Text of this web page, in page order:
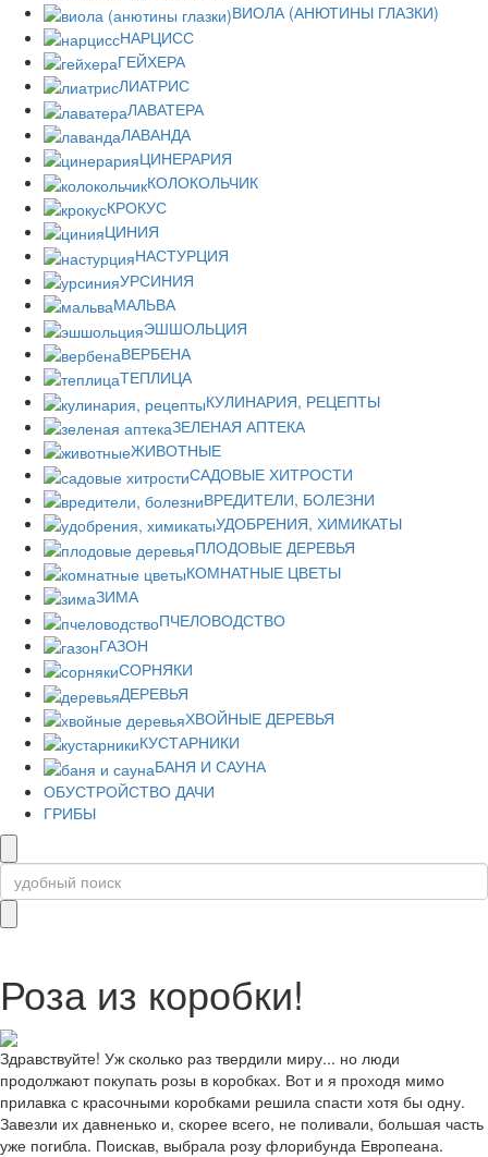
ВИОЛА (АНЮТИНЫ ГЛАЗКИ)
НАРЦИСС
ГЕЙХЕРА
ЛИАТРИС
ЛАВАТЕРА
ЛАВАНДА
ЦИНЕРАРИЯ
КОЛОКОЛЬЧИК
КРОКУС
ЦИНИЯ
НАСТУРЦИЯ
УРСИНИЯ
МАЛЬВА
ЭШШОЛЬЦИЯ
ВЕРБЕНА
ТЕПЛИЦА
КУЛИНАРИЯ, РЕЦЕПТЫ
ЗЕЛЕНАЯ АПТЕКА
ЖИВОТНЫЕ
САДОВЫЕ ХИТРОСТИ
ВРЕДИТЕЛИ, БОЛЕЗНИ
УДОБРЕНИЯ, ХИМИКАТЫ
ПЛОДОВЫЕ ДЕРЕВЬЯ
КОМНАТНЫЕ ЦВЕТЫ
ЗИМА
ПЧЕЛОВОДСТВО
ГАЗОН
СОРНЯКИ
ДЕРЕВЬЯ
ХВОЙНЫЕ ДЕРЕВЬЯ
КУСТАРНИКИ
БАНЯ И САУНА
ОБУСТРОЙСТВО ДАЧИ
ГРИБЫ
Роза из коробки!
Здравствуйте! Уж сколько раз твердили миру... но люди
продолжают покупать розы в коробках. Вот и я проходя мимо
прилавка с красочными коробками решила спасти хотя бы одну.
Завезли их давненько и, скорее всего, не поливали, большая часть
уже погибла. Поискав, выбрала розу флорибунда Европеана.